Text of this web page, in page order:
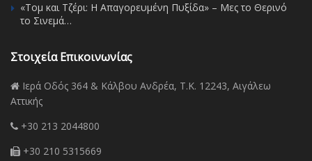
«Τομ και Τζέρι: Η Απαγορευμένη Πυξίδα» – Μες το Θερινό
το Σινεμά…
Στοιχεία Επικοινωνίας
Ιερά Οδός 364 & Κάλβου Ανδρέα, Τ.Κ. 12243, Αιγάλεω
Αττικής
+30 213 2044800
+30 210 5315669